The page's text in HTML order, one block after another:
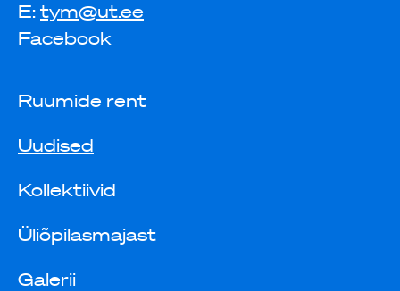
E: tym@ut.ee
Facebook
Ruumide rent
Uudised
Kollektiivid
Üliõpilasmajast
Galerii